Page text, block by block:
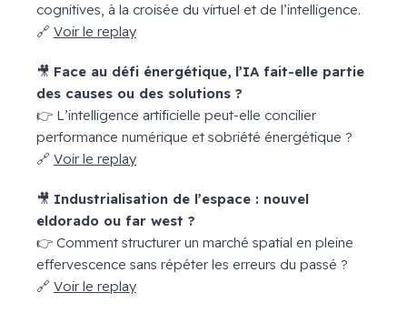
cognitives, à la croisée du virtuel et de l’intelligence.
🔗 Voir le replay
🎥 Face au défi énergétique, l’IA fait-elle partie
des causes ou des solutions ?
👉 L’intelligence artificielle peut-elle concilier
performance numérique et sobriété énergétique ?
🔗 Voir le replay
🎥 Industrialisation de l’espace : nouvel
eldorado ou far west ?
👉 Comment structurer un marché spatial en pleine
effervescence sans répéter les erreurs du passé ?
🔗 Voir le replay